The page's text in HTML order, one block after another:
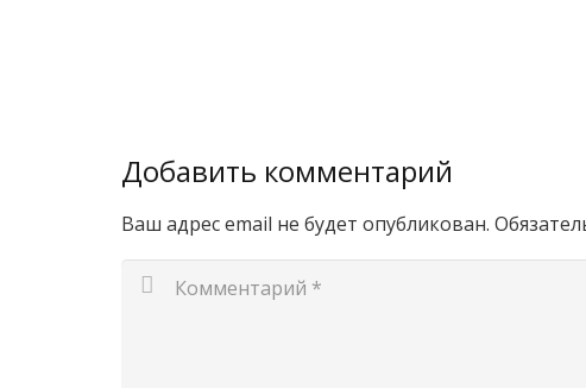
Добавить комментарий
Ваш адрес email не будет опубликован.